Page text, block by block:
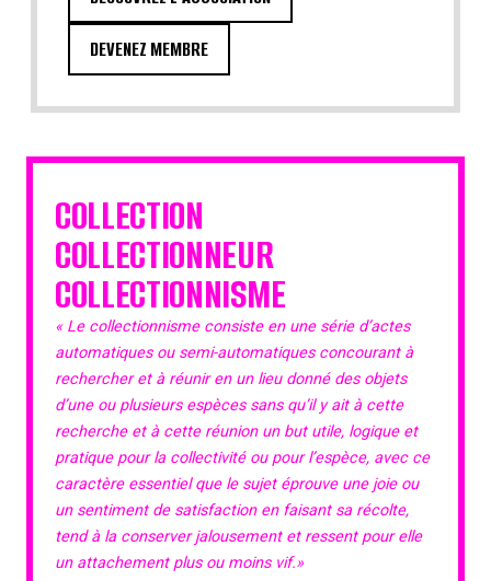
DEVENEZ MEMBRE
COLLECTION
COLLECTIONNEUR
COLLECTIONNISME
« Le collectionnisme consiste en une série d’actes
automatiques ou semi-automatiques concourant à
rechercher et à réunir en un lieu donné des objets
d’une ou plusieurs espèces sans qu’il y ait à cette
recherche et à cette réunion un but utile, logique et
pratique pour la collectivité ou pour l’espèce, avec ce
caractère essentiel que le sujet éprouve une joie ou
un sentiment de satisfaction en faisant sa récolte,
tend à la conserver jalousement et ressent pour elle
un attachement plus ou moins vif.»